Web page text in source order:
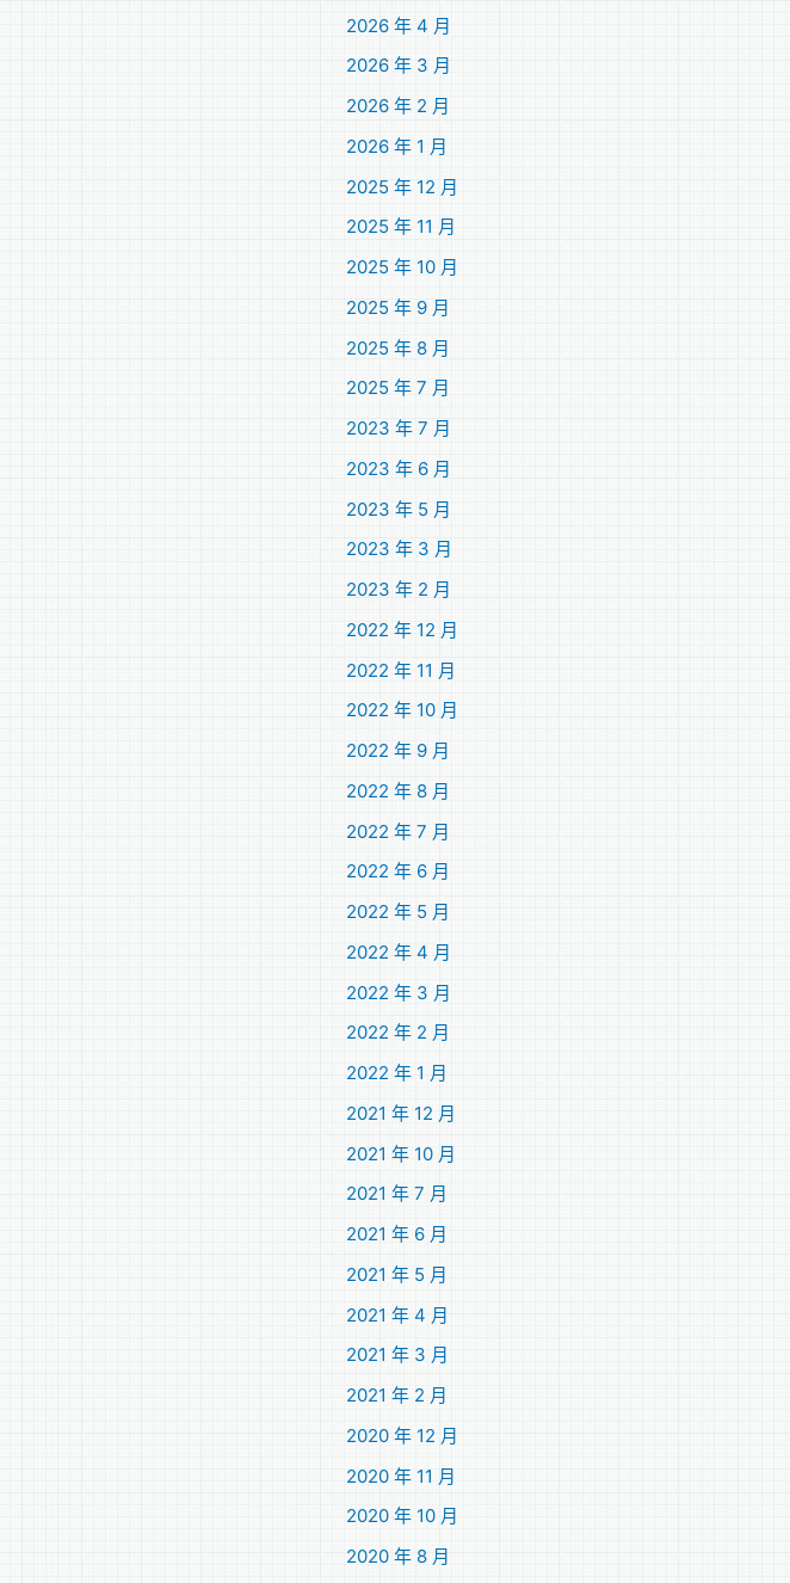
2026 年 4 月
2026 年 3 月
2026 年 2 月
2026 年 1 月
2025 年 12 月
2025 年 11 月
2025 年 10 月
2025 年 9 月
2025 年 8 月
2025 年 7 月
2023 年 7 月
2023 年 6 月
2023 年 5 月
2023 年 3 月
2023 年 2 月
2022 年 12 月
2022 年 11 月
2022 年 10 月
2022 年 9 月
2022 年 8 月
2022 年 7 月
2022 年 6 月
2022 年 5 月
2022 年 4 月
2022 年 3 月
2022 年 2 月
2022 年 1 月
2021 年 12 月
2021 年 10 月
2021 年 7 月
2021 年 6 月
2021 年 5 月
2021 年 4 月
2021 年 3 月
2021 年 2 月
2020 年 12 月
2020 年 11 月
2020 年 10 月
2020 年 8 月